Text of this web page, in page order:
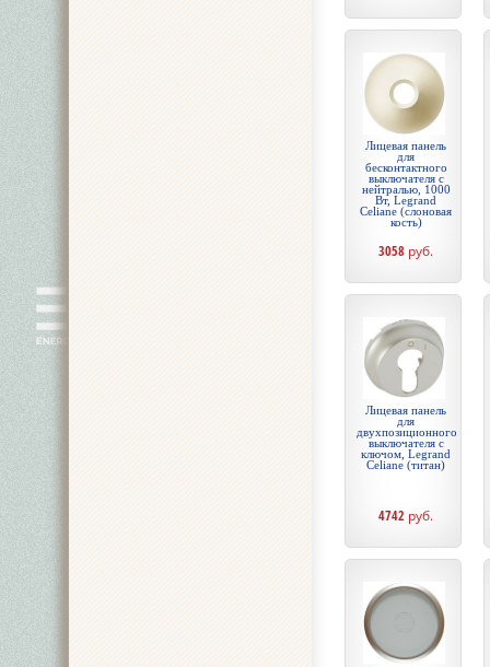
Лицевая панель
для
бесконтактного
выключателя с
нейтралью, 1000
Вт, Legrand
Celiane (слоновая
кость)
3058 руб.
Лицевая панель
для
двухпозиционного
выключателя с
ключом, Legrand
Celiane (титан)
4742 руб.